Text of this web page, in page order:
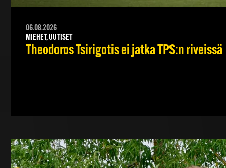
06.08.2026
MIEHET, UUTISET
Theodoros Tsirigotis ei jatka TPS:n riveissä